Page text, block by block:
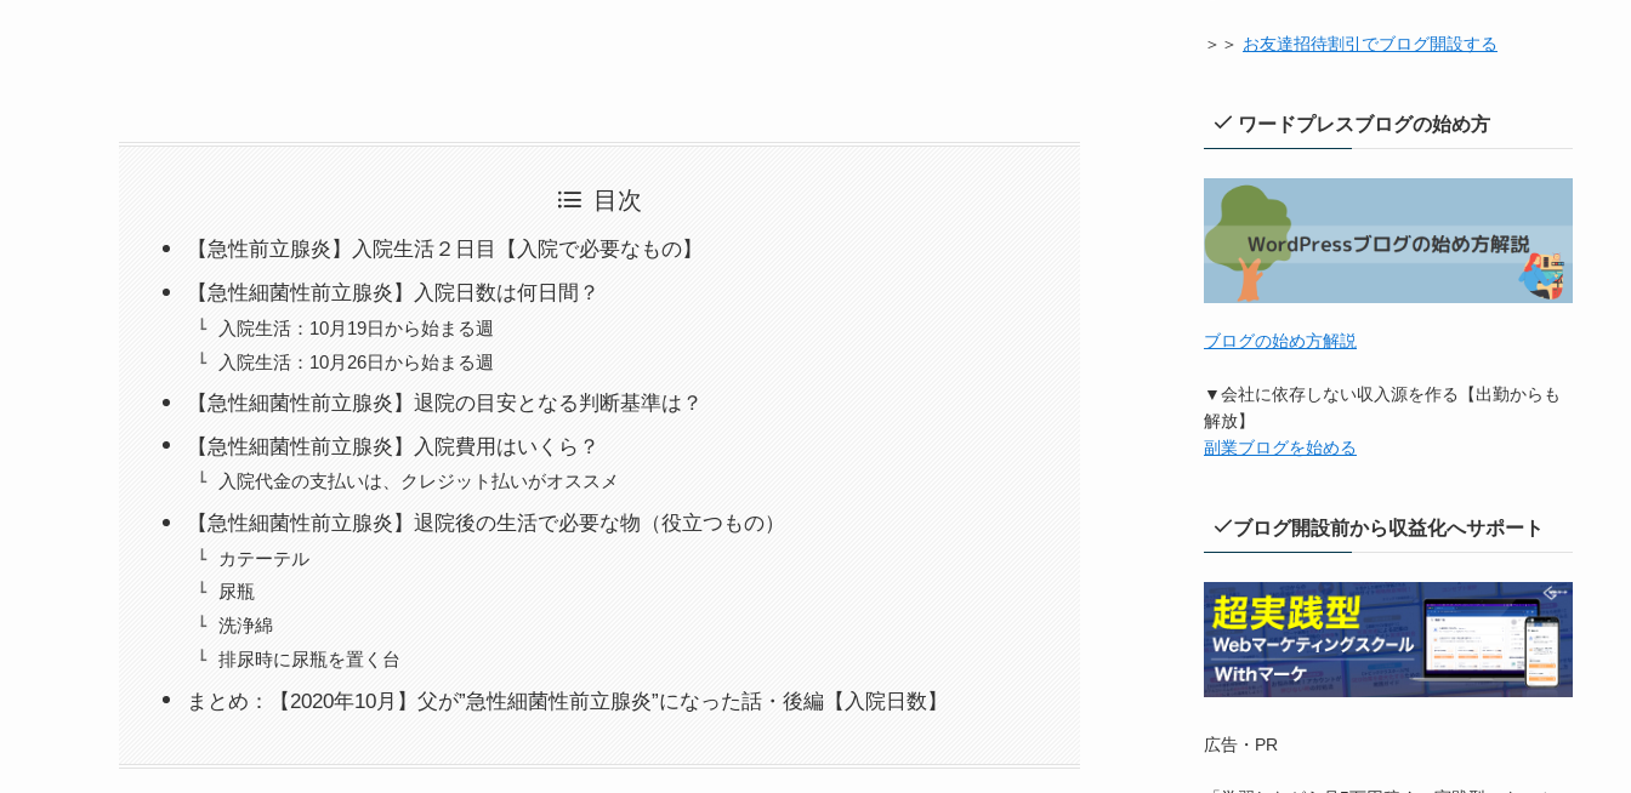
目次
【急性前立腺炎】入院生活２日目【入院で必要なもの】
【急性細菌性前立腺炎】入院日数は何日間？
入院生活：10月19日から始まる週
入院生活：10月26日から始まる週
【急性細菌性前立腺炎】退院の目安となる判断基準は？
【急性細菌性前立腺炎】入院費用はいくら？
入院代金の支払いは、クレジット払いがオススメ
【急性細菌性前立腺炎】退院後の生活で必要な物（役立つもの）
カテーテル
尿瓶
洗浄綿
排尿時に尿瓶を置く台
まとめ：【2020年10月】父が”急性細菌性前立腺炎”になった話・後編【入院日数】
＞＞ お友達招待割引でブログ開設する
ワードプレスブログの始め方
ブログの始め方解説
▼会社に依存しない収入源を作る【出勤からも
解放】
副業ブログを始める
ブログ開設前から収益化へサポート
広告・PR